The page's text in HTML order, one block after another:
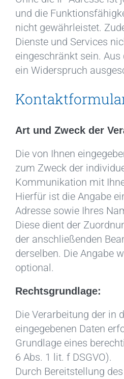
und die
nicht gewährleistet.
Dienste und Services
eingeschränkt sein.
ein Widerspruch
Art und Zweck der
Die von Ihnen
zum Zweck der
Kommunikation mit
Hierfür ist die Angabe
Adresse sowie Ihres
Diese dient der
der anschließenden
derselben. Die Angabe
optional.
Rechtsgrundlage:
Die Verarbeitung der in
eingegebenen Daten
Grundlage eines
6 Abs. 1 lit. f DSGVO).
Durch Bereitstellung